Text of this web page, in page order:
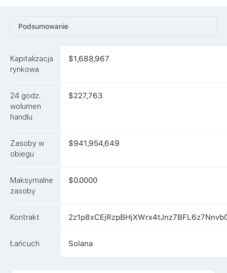
Podsumowanie
Rynki
FAQ
Kapitalizacja
rynkowa
$1,688,967
24 godz.
wolumen
handlu
$227,763
Zasoby w
obiegu
$941,954,649
Maksymalne
zasoby
$0.0000
Kontrakt
Łańcuch Solana